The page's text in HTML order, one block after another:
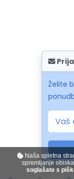
Želite
Naša spletna
spremljanje
soglašate s